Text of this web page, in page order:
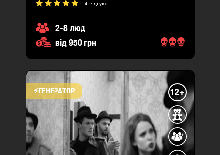
4 відгука
2-8 люд
від 950 грн
⚡​ГЕНЕРАТОР 12+